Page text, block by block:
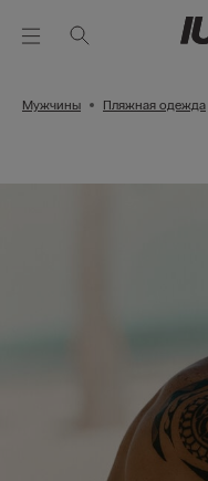
Мужчины Пляжная одежда